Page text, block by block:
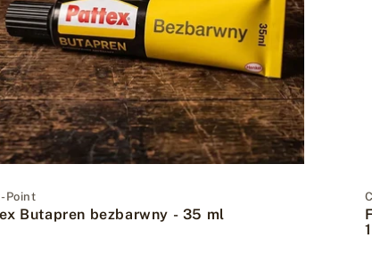
Point
Butapren bezbarwny - 35 ml